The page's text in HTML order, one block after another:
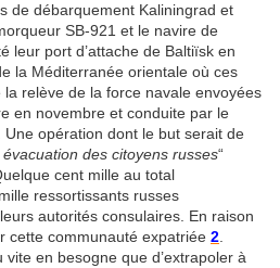
de débarquement Kaliningrad et
SB-921 et le navire de
leur port d’attache de Baltiïsk en
la Méditerranée orientale où ces
relève de la force navale envoyées
en novembre et conduite par le
opération dont le but serait de
des citoyens russes“
cent mille au total
ressortissants russes
autorités consulaires. En raison
cette communauté expatriée 2
vite en besogne que d’extrapoler à